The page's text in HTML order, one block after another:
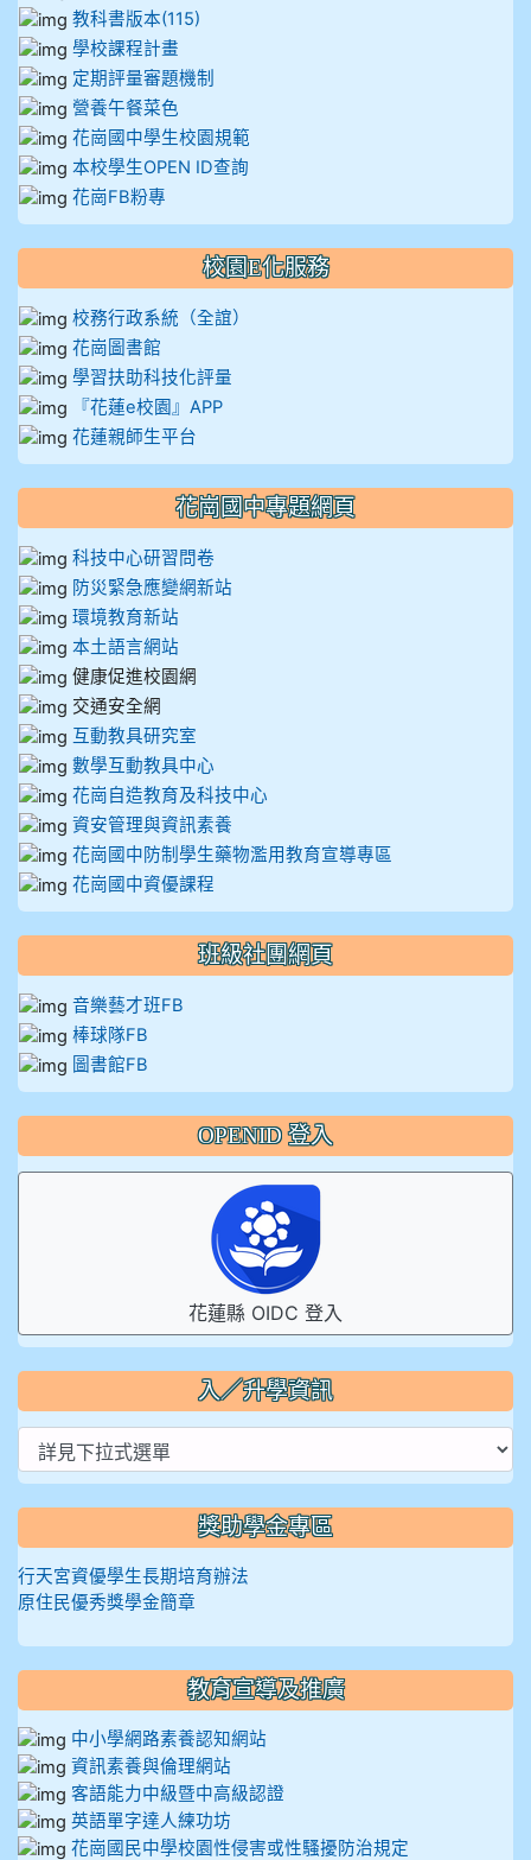
教科書版本(115)
學校課程計畫
定期評量審題機制
營養午餐菜色
花崗國中學生校園規範
本校學生OPEN ID查詢
花崗FB粉專
校園E化服務
校務行政系統（全誼）
花崗圖書館
學習扶助科技化評量
『花蓮e校園』APP
花蓮親師生平台
花崗國中專題網頁
科技中心研習問卷
防災緊急應變網新站
環境教育新站
本土語言網站
健康促進校園網
交通安全網
互動教具研究室
數學互動教具中心
花崗自造教育及科技中心
資安管理與資訊素養
花崗國中防制學生藥物濫用教育宣導專區
花崗國中資優課程
班級社團網頁
音樂藝才班FB
棒球隊FB
圖書館FB
OPENID 登入
花蓮縣 OIDC 登入
入／升學資訊
獎助學金專區
行天宮資優學生長期培育辦法
原住民優秀獎學金簡章
教育宣導及推廣
中小學網路素養認知網站
資訊素養與倫理網站
客語能力中級暨中高級認證
英語單字達人練功坊
花崗國民中學校園性侵害或性騷擾防治規定